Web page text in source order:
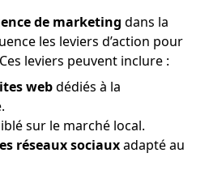
de marketing dans la
les leviers d’action pour
leviers peuvent inclure :
webdédiés à la
sur le marché local.
réseaux sociauxadapté au